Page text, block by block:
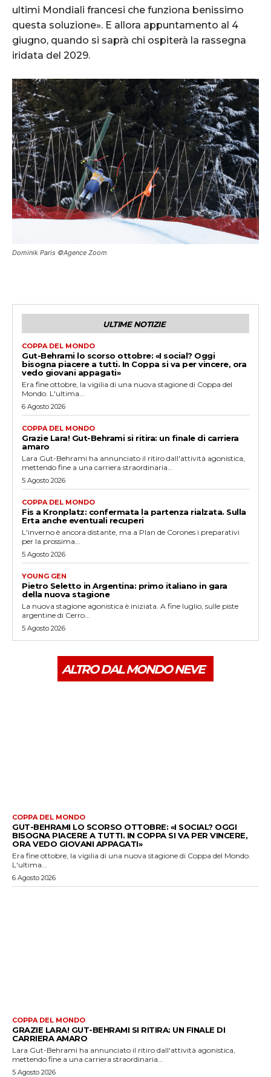
ultimi Mondiali francesi che funziona benissimo
questa soluzione». E allora appuntamento al 4
giugno, quando si saprà chi ospiterà la rassegna
iridata del 2029.
Dominik Paris ©Agence Zoom
ULTIME NOTIZIE
COPPA DEL MONDO
Gut-Behrami lo scorso ottobre: «I social? Oggi
bisogna piacere a tutti. In Coppa si va per vincere, ora
vedo giovani appagati»
Era fine ottobre, la vigilia di una nuova stagione di Coppa del
Mondo. L'ultima...
6 Agosto 2026
COPPA DEL MONDO
Grazie Lara! Gut-Behrami si ritira: un finale di carriera
amaro
Lara Gut-Behrami ha annunciato il ritiro dall'attività agonistica,
mettendo fine a una carriera straordinaria...
5 Agosto 2026
COPPA DEL MONDO
Fis a Kronplatz: confermata la partenza rialzata. Sulla
Erta anche eventuali recuperi
L'inverno è ancora distante, ma a Plan de Corones i preparativi
per la prossima...
5 Agosto 2026
YOUNG GEN
Pietro Seletto in Argentina: primo italiano in gara
della nuova stagione
La nuova stagione agonistica è iniziata. A fine luglio, sulle piste
argentine di Cerro...
5 Agosto 2026
ALTRO DAL MONDO NEVE
COPPA DEL MONDO
GUT-BEHRAMI LO SCORSO OTTOBRE: «I SOCIAL? OGGI
BISOGNA PIACERE A TUTTI. IN COPPA SI VA PER VINCERE,
ORA VEDO GIOVANI APPAGATI»
Era fine ottobre, la vigilia di una nuova stagione di Coppa del Mondo.
L'ultima...
6 Agosto 2026
COPPA DEL MONDO
GRAZIE LARA! GUT-BEHRAMI SI RITIRA: UN FINALE DI
CARRIERA AMARO
Lara Gut-Behrami ha annunciato il ritiro dall'attività agonistica,
mettendo fine a una carriera straordinaria...
5 Agosto 2026